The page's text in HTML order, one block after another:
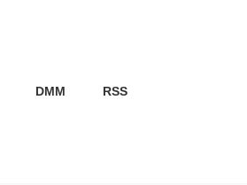
DMM RSS